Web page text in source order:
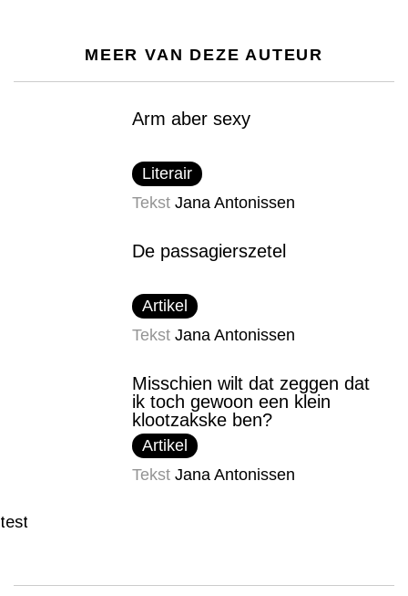
MEER VAN DEZE AUTEUR
Arm aber sexy
Literair
Tekst Jana Antonissen
De passagierszetel
Artikel
Tekst Jana Antonissen
Misschien wilt dat zeggen dat
ik toch gewoon een klein
klootzakske ben?
Artikel
Tekst Jana Antonissen
test